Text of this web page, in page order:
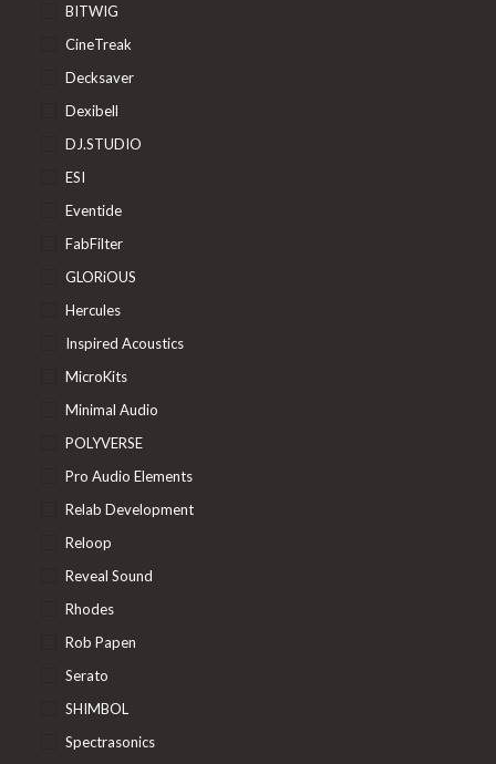
BITWIG
CineTreak
Decksaver
Dexibell
DJ.STUDIO
ESI
Eventide
FabFilter
GLORiOUS
Hercules
Inspired Acoustics
MicroKits
Minimal Audio
POLYVERSE
Pro Audio Elements
Relab Development
Reloop
Reveal Sound
Rhodes
Rob Papen
Serato
SHIMBOL
Spectrasonics